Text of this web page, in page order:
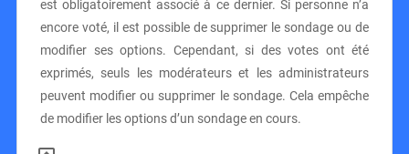
est obligatoirement associé à ce dernier. Si personne n’a
encore voté, il est possible de supprimer le sondage ou de
modifier ses options. Cependant, si des votes ont été
exprimés, seuls les modérateurs et les administrateurs
peuvent modifier ou supprimer le sondage. Cela empêche
de modifier les options d’un sondage en cours.